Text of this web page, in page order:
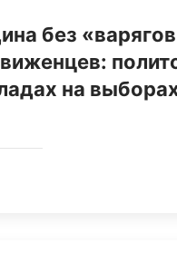
без
на